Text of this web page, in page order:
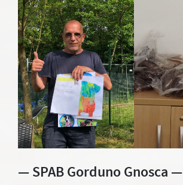
— SPAB Gorduno Gnosca —